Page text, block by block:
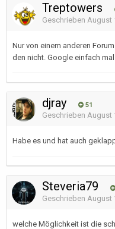
Treptowers
Geschrieben August
Nur von einem anderen
den nicht. Google einfach
djray 51
Geschrieben August
Habe es und hat auch
Steveria79
Geschrieben August
welche Möglichkeit ist die